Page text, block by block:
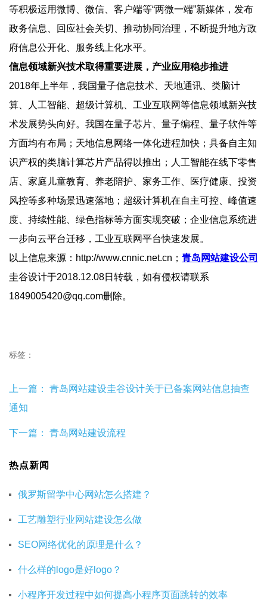
等积极运用微博、微信、客户端等“两微一端”新媒体，发布
政务信息、回应社会关切、推动协同治理，不断提升地方政
府信息公开化、服务线上化水平。
信息领域新兴技术取得重要进展，产业应用稳步推进
2018年上半年，我国量子信息技术、天地通讯、类脑计
算、人工智能、超级计算机、工业互联网等信息领域新兴技
术发展势头向好。我国在量子芯片、量子编程、量子软件等
方面均有布局；天地信息网络一体化进程加快；具备自主知
识产权的类脑计算芯片产品得以推出；人工智能在线下零售
店、家庭儿童教育、养老陪护、家务工作、医疗健康、投资
风控等多种场景迅速落地；超级计算机在自主可控、峰值速
度、持续性能、绿色指标等方面实现突破；企业信息系统进
一步向云平台迁移，工业互联网平台快速发展。
以上信息来源：http://www.cnnic.net.cn； 青岛网站建设公司
圭谷设计于2018.12.08日转载，如有侵权请联系
1849005420@qq.com删除。
标签：
上一篇：
青岛网站建设圭谷设计关于已备案网站信息抽查
通知
下一篇： 青岛网站建设流程
热点新闻
俄罗斯留学中心网站怎么搭建？
工艺雕塑行业网站建设怎么做
SEO网络优化的原理是什么？
什么样的logo是好logo？
小程序开发过程中如何提高小程序页面跳转的效率